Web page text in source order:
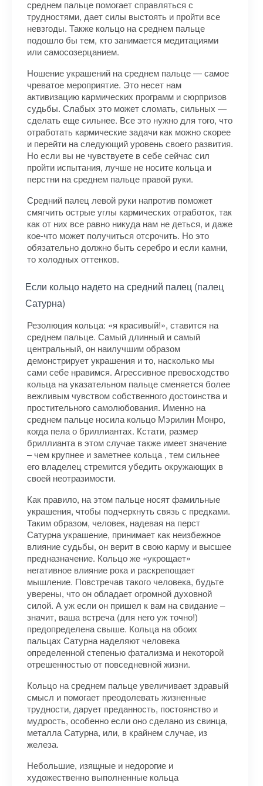
среднем пальце помогает справляться с
трудностями, дает силы выстоять и пройти все
невзгоды. Также кольцо на среднем пальце
подошло бы тем, кто занимается медитациями
или самосозерцанием.
Ношение украшений на среднем пальце — самое
чреватое мероприятие. Это несет нам
активизацию кармических программ и сюрпризов
судьбы. Слабых это может сломать, сильных —
сделать еще сильнее. Все это нужно для того, что
отработать кармические задачи как можно скорее
и перейти на следующий уровень своего развития.
Но если вы не чувствуете в себе сейчас сил
пройти испытания, лучше не носите кольца и
перстни на среднем пальце правой руки.
Средний палец левой руки напротив поможет
смягчить острые углы кармических отработок, так
как от них все равно никуда нам не деться, и даже
кое-что может получиться отсрочить. Но это
обязательно должно быть серебро и если камни,
то холодных оттенков.
Если кольцо надето на средний палец (палец
Сатурна)
Резолюция кольца: «я красивый!», ставится на
среднем пальце. Самый длинный и самый
центральный, он наилучшим образом
демонстрирует украшения и то, насколько мы
сами себе нравимся. Агрессивное превосходство
кольца на указательном пальце сменяется более
вежливым чувством собственного достоинства и
простительного самолюбования. Именно на
среднем пальце носила кольцо Мэрилин Монро,
когда пела о бриллиантах. Кстати, размер
бриллианта в этом случае также имеет значение
– чем крупнее и заметнее кольца , тем сильнее
его владелец стремится убедить окружающих в
своей неотразимости.
Как правило, на этом пальце носят фамильные
украшения, чтобы подчеркнуть связь с предками.
Таким образом, человек, надевая на перст
Сатурна украшение, принимает как неизбежное
влияние судьбы, он верит в свою карму и высшее
предназначение. Кольцо же «укрощает»
негативное влияние рока и раскрепощает
мышление. Повстречав такого человека, будьте
уверены, что он обладает огромной духовной
силой. А уж если он пришел к вам на свидание –
значит, ваша встреча (для него уж точно!)
предопределена свыше. Кольца на обоих
пальцах Сатурна наделяют человека
определенной степенью фатализма и некоторой
отрешенностью от повседневной жизни.
Кольцо на среднем пальце увеличивает здравый
смысл и помогает преодолевать жизненные
трудности, дарует преданность, постоянство и
мудрость, особенно если оно сделано из свинца,
металла Сатурна, или, в крайнем случае, из
железа.
Небольшие, изящные и недорогие и
художественно выполненные кольца